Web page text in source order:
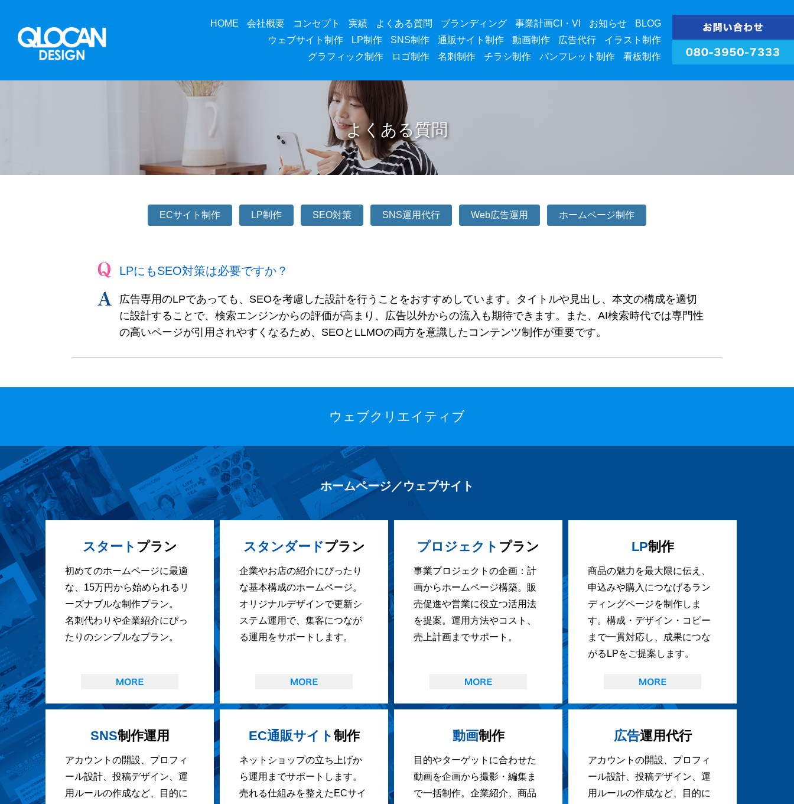
HOME 会社概要 コンセプト 実績 よくある質問 ブランディング 事業計画CI・VI お知らせ
BLOG
ウェブサイト制作
LP制作 SNS制作 通販サイト制作 動画制作 広告代行
イラスト制作
グラフィック制作
ロゴ制作 名刺制作 チラシ制作 パンフレット制作 看板制作
よくある質問
ECサイト制作 LP制作 SEO対策 SNS運用代行 Web広告運用 ホームページ制作
LPにもSEO対策は必要ですか？
広告専用のLPであっても、SEOを考慮した設計を行うことをおすすめしています。タイトルや見出し、本文の構成を適切
に設計することで、検索エンジンからの評価が高まり、広告以外からの流入も期待できます。また、AI検索時代では専門性
の高いページが引用されやすくなるため、SEOとLLMOの両方を意識したコンテンツ制作が重要です。
ウェブクリエイティブ
ホームページ／ウェブサイト
スタート プラン
初めてのホームページに最適
な、15万円から始められるリ
ーズナブルな制作プラン。
名刺代わりや企業紹介にぴっ
たりのシンプルなプラン。
スタンダードプラン
企業やお店の紹介にぴったり
な基本構成のホームページ。
オリジナルデザインで更新シ
ステム運用で、集客につなが
る運用をサポートします。
プロジェクト プラン
事業プロジェクトの企画：計
画からホームページ構築。販
売促進や営業に役立つ活用法
を提案。運用方法やコスト、
売上計画までサポート。
LP制作
商品の魅力を最大限に伝え、
申込みや購入につなげるラン
ディングページを制作しま
す。構成・デザイン・コピー
まで一貫対応し、成果につな
がるLPをご提案します。
SNS制作運用
アカウントの開設、プロフィ
ール設計、投稿デザイン、運
用ルールの作成など、目的に
EC通販サイト 制作
ネットショップの立ち上げか
ら運用までサポートします。
売れる仕組みを整えたECサイ
動画制作
目的やターゲットに合わせた
動画を企画から撮影・編集ま
で一括制作。企業紹介、商品
広告運用代行
アカウントの開設、プロフィ
ール設計、投稿デザイン、運
用ルールの作成など、目的に